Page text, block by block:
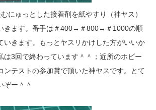
にゅっとした接着剤を紙やすり（神ヤス）
きます。番手は＃400→＃800→＃1000の順
いきます。もっとヤスリかけした方がいいか
は3回で終わっています＾＾；近所のホビー
ンテストの参加賞で頂いた神ヤスです。とて
ぞー＾＾